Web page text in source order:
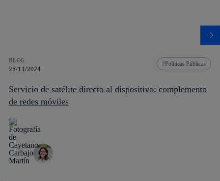
BLOG
25/11/2024
Políticas Públicas
Servicio de satélite directo al dispositivo: complemento
de redes móviles